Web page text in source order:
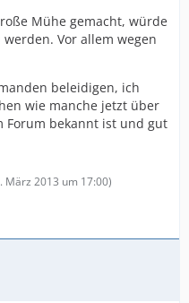
Mühe gemacht, würde
Vor allem wegen
beleidigen, ich
wie manche jetzt über
Forum bekannt ist und gut
März 2013 um 17:00)